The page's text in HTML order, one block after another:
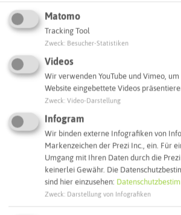
Leaflet|©
Matomo
Tracking Tool
Zweck Besucher-Statistiken
Videos
Wir verwenden YouTube und Vimeo,
Website eingebettete Videos
Zweck Video-Darstellung
Infogram
Wir binden externe Infografiken von
Markenzeichen der Prezi Inc., ein. Für
Umgang mit Ihren Daten durch die
keinerlei Gewähr. Die
sind hier einzusehen:
Zweck Darstellung von Infografiken